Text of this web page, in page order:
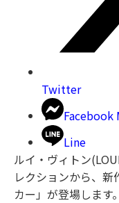
Twitter
Facebook
Line
ルイ・ヴィトン
レクションから、新
カー」が登場します。